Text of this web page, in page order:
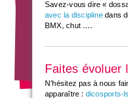
Savez-vous dire «
avec la disciplinedans
BMX, chut ….
Faites
N’hésitez pas à nous
apparaître : dicosports-